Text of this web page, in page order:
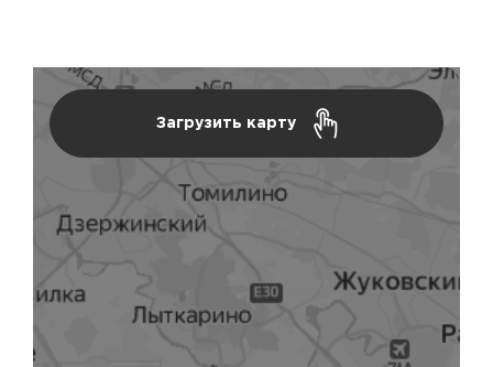
Загрузить карту